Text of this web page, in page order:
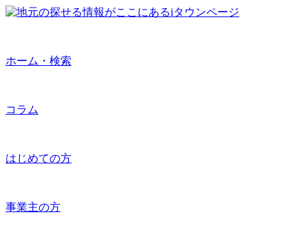
ホーム・検索
コラム
はじめての方
事業主の方